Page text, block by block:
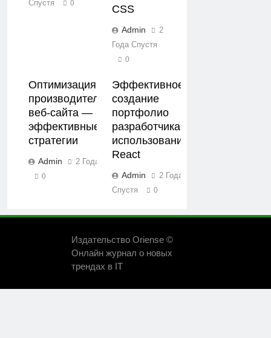
Спустя
0
CSS
Admin
2
Года Спустя
0
Оптимизация
производительности
веб-сайта —
эффективные
стратегии
Admin 2 Года Спустя
0
Эффективное
создание
портфолио
разработчика с
использованием
React
Admin
2 Года
Спустя
0
Издательство Oriense ©
Онлайн журнал о новых
трендах в IT